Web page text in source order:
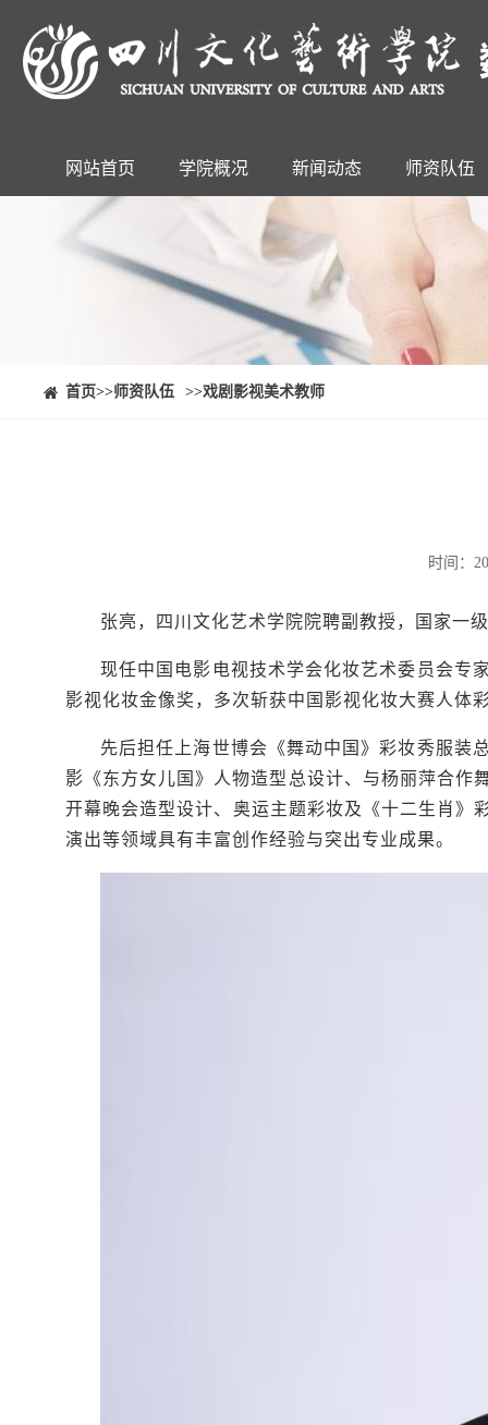
⠀⠀首页>>师资队伍 >>戏剧影视美术教师
时间：
张亮，四川文化艺术学院院聘副教授，国家一
现任中国电影电视技术学会化妆艺术委员会专
影视化妆金像奖，多次斩获中国影视化妆大赛人体
先后担任上海世博会《舞动中国》彩妆秀服装
影《东方女儿国》人物造型总设计、与杨丽萍合作
开幕晚会造型设计、奥运主题彩妆及《十二生肖》
演出等领域具有丰富创作经验与突出专业成果。
网站首页 学院概况 新闻动态 师资队伍